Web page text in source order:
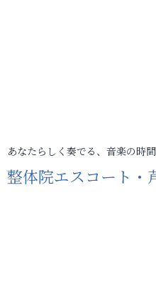
あなたらしく奏でる、音楽の時間
整体院エスコート・